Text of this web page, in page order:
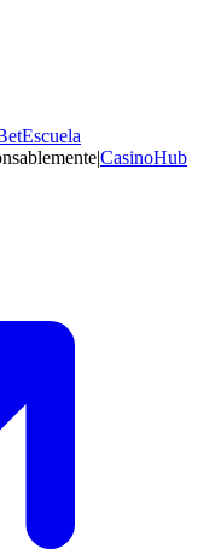
|CasinoHub